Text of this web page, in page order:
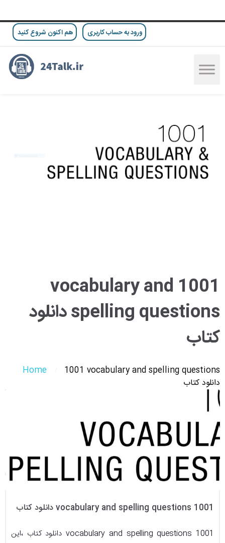
ورود به حساب کاربری هم اکنون شروع کنید
1001 vocabulary and
spelling questions دانلود
کتاب
Home
1001 vocabulary and spelling questions
دانلود کتاب
1001 vocabulary and spelling questions دانلود کتاب
1001 vocabulary and spelling questions دانلود کتاب ،این